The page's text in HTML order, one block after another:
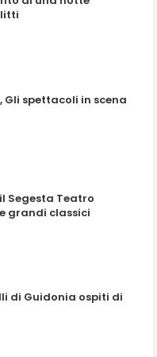
Gli spettacoli in scena
Segesta Teatro
grandi classici
di Guidonia ospiti di